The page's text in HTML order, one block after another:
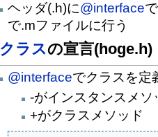
ヘッダ(.h)に@interface
で.mファイルに行う
クラスの宣言(hoge.h)
@interfaceでクラスを定
-がインスタンスメソ
+がクラスメソッド